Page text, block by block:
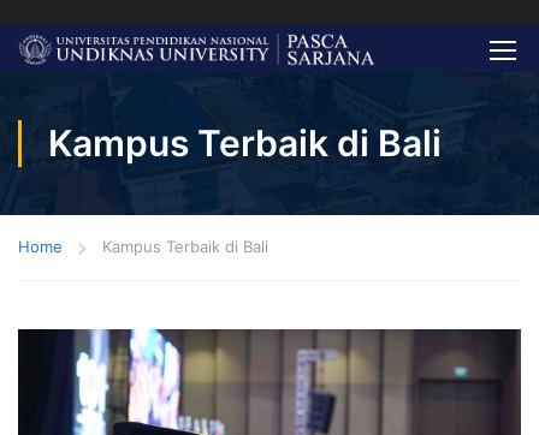
Kampus Terbaik di Bali
Home Kampus Terbaik di Bali